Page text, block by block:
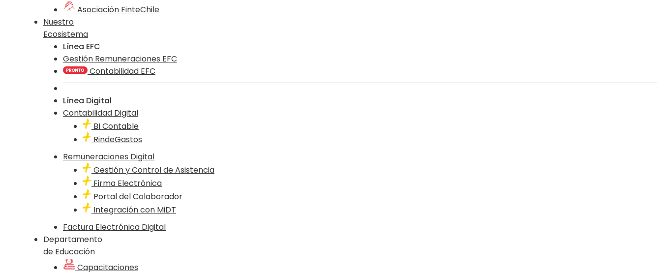
Asociación FinteChile
Nuestro
Ecosistema
Línea EFC
Gestión Remuneraciones EFC
Contabilidad EFC
Línea Digital
Contabilidad Digital
BI Contable
RindeGastos
Remuneraciones Digital
Gestión y Control de Asistencia
Firma Electrónica
Portal del Colaborador
Integración con MiDT
Factura Electrónica Digital
Departamento
de Educación
Capacitaciones